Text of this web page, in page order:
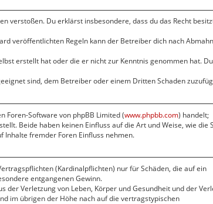
verstoßen. Du erklärst insbesondere, dass du das Recht
veröffentlichten Regeln kann der Betreiber dich nach
erstellt hat oder die er nicht zur Kenntnis genommen hat.
sind, dem Betreiber oder einem Dritten Schaden
Foren-Software von phpBB Limited (www.phpbb.com) handelt;
Beide haben keinen Einfluss auf die Art und Weise, wie die
Inhalte fremder Foren Einfluss nehmen.
(Kardinalpflichten) nur für Schäden, die auf ein
entgangenen Gewinn.
Verletzung von Leben, Körper und Gesundheit und der
im übrigen der Höhe nach auf die vertragstypischen